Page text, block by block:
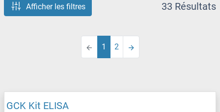
Afficher les filtres 33 Résultats
1 2
GCK Kit ELISA